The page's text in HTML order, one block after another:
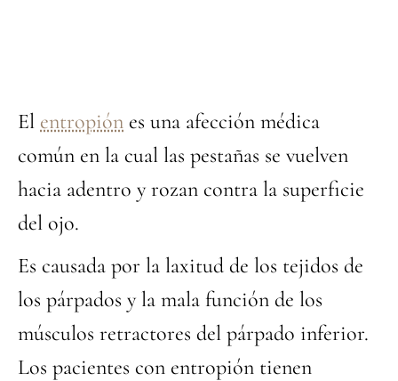
El entropión es una afección médica
común en la cual las pestañas se vuelven
hacia adentro y rozan contra la superficie
del ojo.
Es causada por la laxitud de los tejidos de
los párpados y la mala función de los
músculos retractores del párpado inferior.
Los pacientes con entropión tienen